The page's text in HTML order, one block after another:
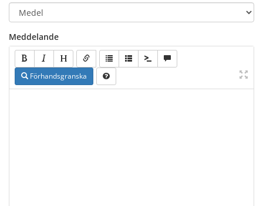
Meddelande
Förhandsgranska